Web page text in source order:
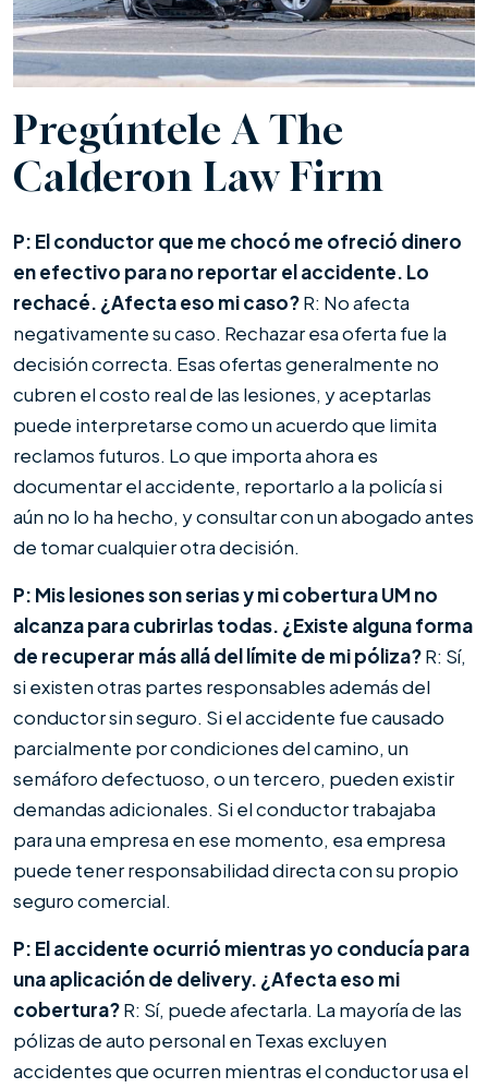
Pregúntele A The
Calderon Law Firm
P: El conductor que me chocó me ofreció dinero
en efectivo para no reportar el accidente. Lo
rechacé. ¿Afecta eso mi caso?R: No afecta
negativamente su caso. Rechazar esa oferta fue la
decisión correcta. Esas ofertas generalmente no
cubren el costo real de las lesiones, y aceptarlas
puede interpretarse como un acuerdo que limita
reclamos futuros. Lo que importa ahora es
documentar el accidente, reportarlo a la policía si
aún no lo ha hecho, y consultar con un abogado antes
de tomar cualquier otra decisión.
P: Mis lesiones son serias y mi cobertura UM no
alcanza para cubrirlas todas. ¿Existe alguna forma
de recuperar más allá del límite de mi póliza?R: Sí,
si existen otras partes responsables además del
conductor sin seguro. Si el accidente fue causado
parcialmente por condiciones del camino, un
semáforo defectuoso, o un tercero, pueden existir
demandas adicionales. Si el conductor trabajaba
para una empresa en ese momento, esa empresa
puede tener responsabilidad directa con su propio
seguro comercial.
P: El accidente ocurrió mientras yo conducía para
una aplicación de delivery. ¿Afecta eso mi
cobertura?R: Sí, puede afectarla. La mayoría de las
pólizas de auto personal en Texas excluyen
accidentes que ocurren mientras el conductor usa el